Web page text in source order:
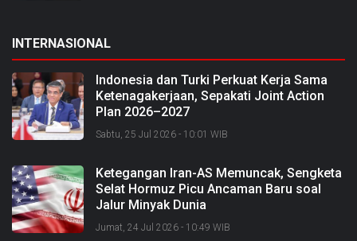
INTERNASIONAL
Indonesia dan Turki Perkuat Kerja Sama
Ketenagakerjaan, Sepakati Joint Action
Plan 2026–2027
Sabtu, 25 Jul 2026 - 10:01 WIB
Ketegangan Iran-AS Memuncak, Sengketa
Selat Hormuz Picu Ancaman Baru soal
Jalur Minyak Dunia
Jumat, 24 Jul 2026 - 10:49 WIB